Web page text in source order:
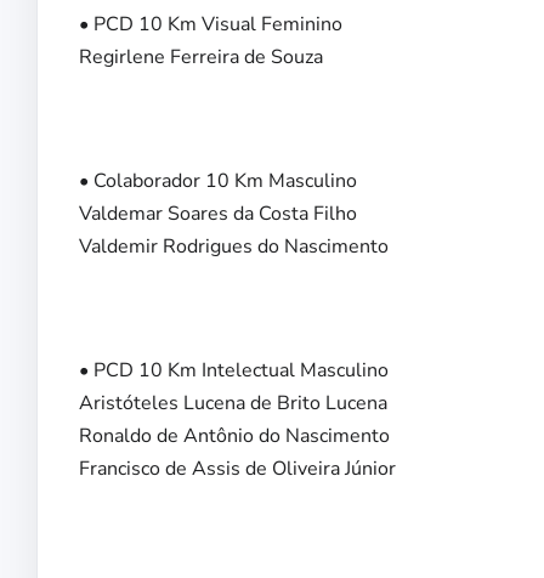
• PCD 10 Km Visual Feminino
Regirlene Ferreira de Souza
• Colaborador 10 Km Masculino
Valdemar Soares da Costa Filho
Valdemir Rodrigues do Nascimento
• PCD 10 Km Intelectual Masculino
Aristóteles Lucena de Brito Lucena
Ronaldo de Antônio do Nascimento
Francisco de Assis de Oliveira Júnior